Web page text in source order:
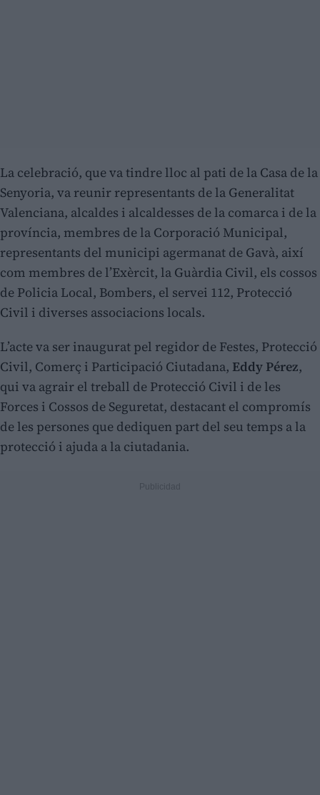
La celebració, que va tindre lloc al pati de la Casa de la
Senyoria, va reunir representants de la Generalitat
Valenciana, alcaldes i alcaldesses de la comarca i de la
província, membres de la Corporació Municipal,
representants del municipi agermanat de Gavà, així
com membres de l’Exèrcit, la Guàrdia Civil, els cossos
de Policia Local, Bombers, el servei 112, Protecció
Civil i diverses associacions locals.
L’acte va ser inaugurat pel regidor de Festes, Protecció
Civil, Comerç i Participació Ciutadana, Eddy Pérez,
qui va agrair el treball de Protecció Civil i de les
Forces i Cossos de Seguretat, destacant el compromís
de les persones que dediquen part del seu temps a la
protecció i ajuda a la ciutadania.